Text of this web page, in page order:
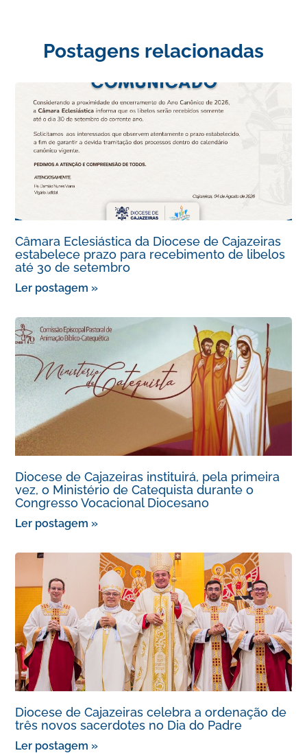
Postagens relacionadas
Câmara Eclesiástica da Diocese de Cajazeiras
estabelece prazo para recebimento de libelos
até 30 de setembro
Ler postagem »
Diocese de Cajazeiras instituirá, pela primeira
vez, o Ministério de Catequista durante o
Congresso Vocacional Diocesano
Ler postagem »
Diocese de Cajazeiras celebra a ordenação de
três novos sacerdotes no Dia do Padre
Ler postagem »